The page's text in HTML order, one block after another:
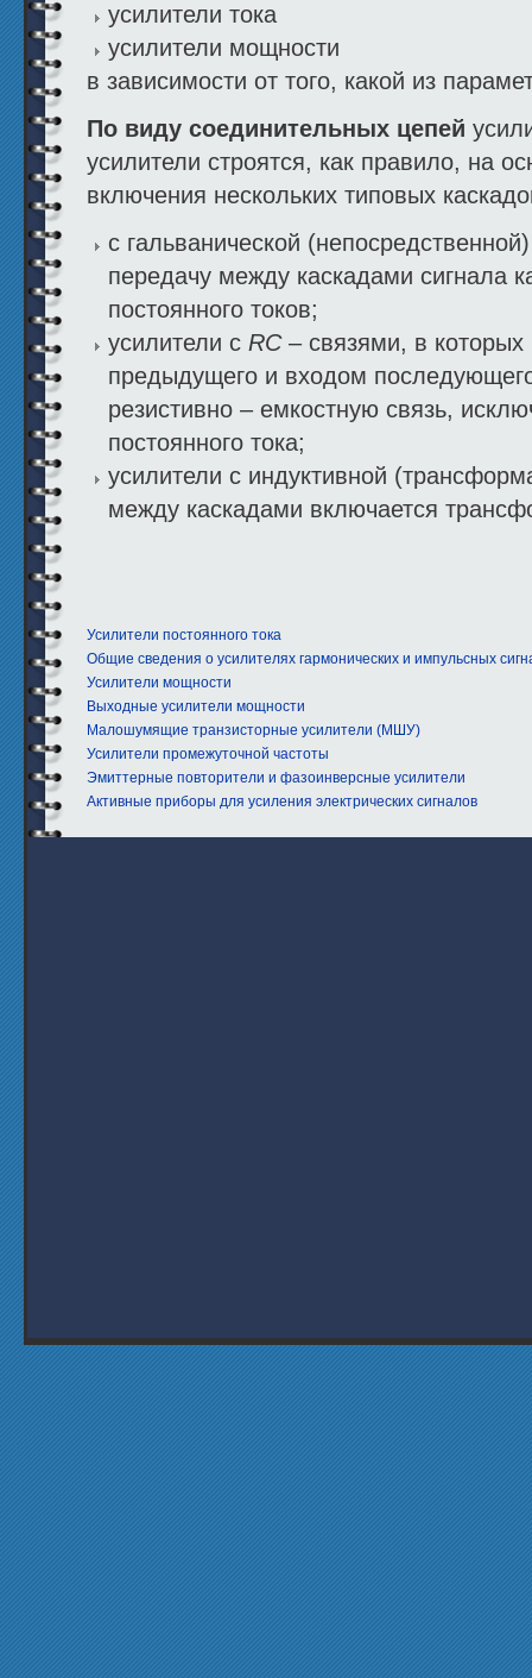
усилители тока
усилители мощности
в зависимости от того, какой из
По виду соединительных цепей
усилители строятся, как правило, на
включения нескольких типовых
с гальванической
передачу между каскадами сигнала
постоянного токов;
усилители с RC– связями, в
предыдущего и входом
резистивно – емкостную связь,
постоянного тока;
усилители с индуктивной
между каскадами включается
Усилители постоянного тока
Общие сведения о уси­лителях гармонических и импульсных
Усилители мощности
Выходные усилители мощности
Малошумящие транзисторные усилители (МШУ)
Усилители промежуточной частоты
Эмиттерные повторители и фазоинверсные усилители
Активные приборы для усиления электрических сигналов